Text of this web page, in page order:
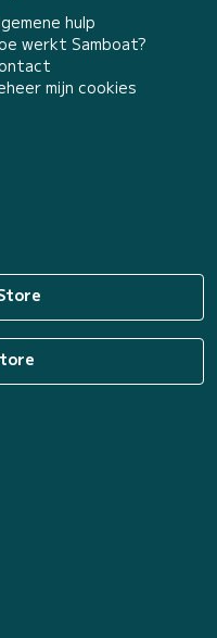
hulp
werkt Samboat?
mijn cookies